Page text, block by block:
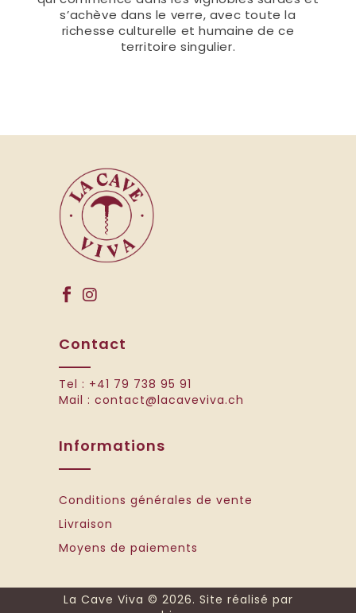
s’achève dans le verre, avec toute la
richesse culturelle et humaine de ce
territoire singulier.
Contact
Tel : +41 79 738 95 91
Mail : contact@lacaveviva.ch
Informations
Conditions générales de vente
Livraison
Moyens de paiements
La Cave Viva © 2026. Site réalisé par